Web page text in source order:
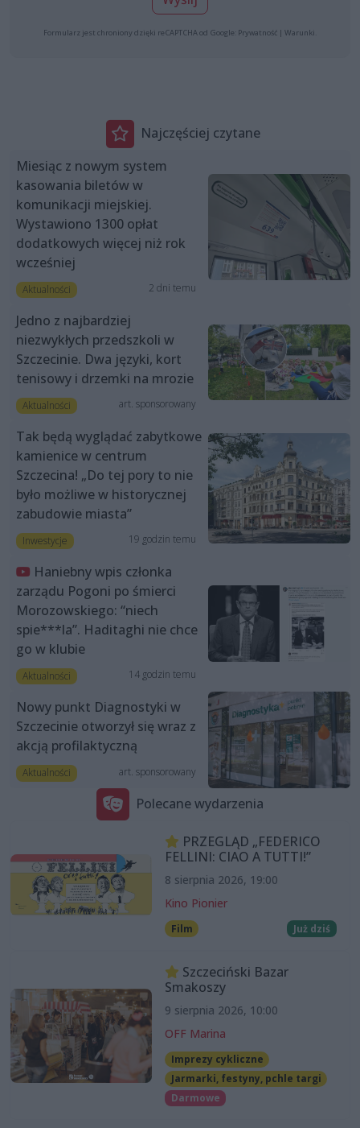
Formularz jest chroniony dzięki reCAPTCHA od Google: Prywatność | Warunki
Najczęściej czytane
Miesiąc z nowym system
kasowania biletów w
komunikacji miejskiej.
Wystawiono 1300 opłat
dodatkowych więcej niż rok
wcześniej
Aktualności 2 dni temu
Jedno z najbardziej
niezwykłych przedszkoli w
Szczecinie. Dwa języki, kort
tenisowy i drzemki na mrozie
Aktualności art. sponsorowany
Tak będą wyglądać zabytkowe
kamienice w centrum
Szczecina! „Do tej pory to nie
było możliwe w historycznej
zabudowie miasta”
Inwestycje 19 godzin temu
Haniebny wpis członka
zarządu Pogoni po śmierci
Morozowskiego: “niech
spie***la”. Haditaghi nie chce
go w klubie
Aktualności 14 godzin temu
Nowy punkt Diagnostyki w
Szczecinie otworzył się wraz z
akcją profilaktyczną
Aktualności art. sponsorowany
Polecane wydarzenia
PRZEGLĄD „FEDERICO
FELLINI: CIAO A TUTTI!”
8 sierpnia 2026, 19:00
Kino Pionier
Film Już dziś
Szczeciński Bazar
Smakoszy
9 sierpnia 2026, 10:00
OFF Marina
Imprezy cykliczne
Jarmarki, festyny, pchle targi
Darmowe